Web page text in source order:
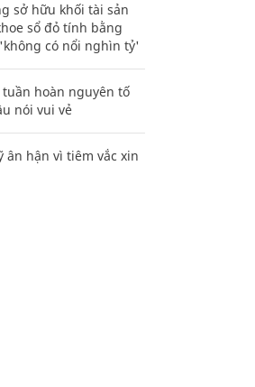
sở hữu khối tài sản
sổ đỏ tính bằng
có nổi nghìn tỷ'
hoàn nguyên tố
nói vui vẻ
ân hận vì tiêm vắc xin